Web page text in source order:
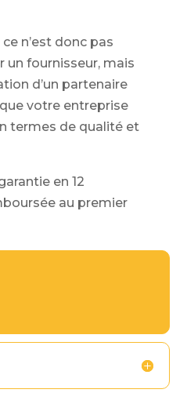
n’est donc pas
fournisseur, mais
d’un partenaire
votre entreprise
termes de qualité et
en 12
au premier